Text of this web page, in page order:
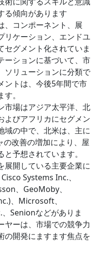
る傾向があります
、コンポーネント、展
リケーション、エンドユ
セグメント化されていま
ーションに基づいて、市
ソリューションに分類で
ントは、今後5年間で市
。
市場はアジア太平洋、北
よびアフリカにセグメン
域の中で、北米は、主に
改善の増加により、屋
予想されています。
展開している主要企業に
Systems Inc.、
、GeoMoby、
、Microsoft、
Senionなどがありま
ヤーは、市場での競争力
の開発にますます焦点を